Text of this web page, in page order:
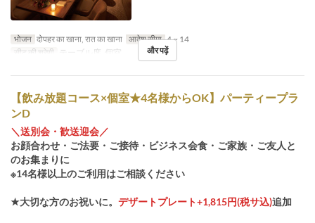
भोजन दोपहर का खाना, रात का खाना आदेश सीमा 4 ~ 14
सीट की श्रेणी
テーブル席, 個室 और पढ़ें
【飲み放題コース×個室★4名様からOK】パーティープラ
ンD
＼送別会・歓送迎会／
お顔合わせ・ご法要・ご接待・ビジネス会食・ご家族・ご友人と
のお集まりに
※14名様以上のご利用はご相談ください
★大切な方のお祝いに。 デザートプレート+1,815円(税サ込)追加